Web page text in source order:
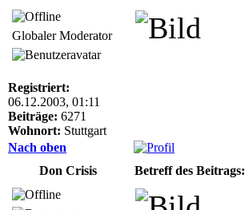
Globaler Moderator
Registriert:
06.12.2003, 01:11
Beiträge: 6271
Wohnort: Stuttgart
Nach oben
Don Crisis
Betreff des Beitrags: